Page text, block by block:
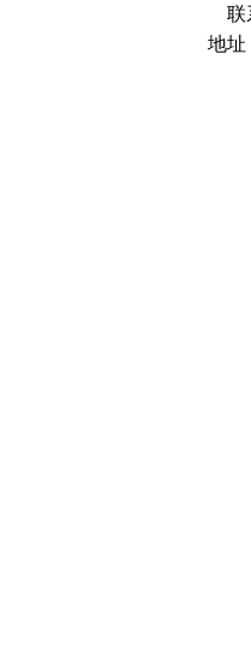
联
地址